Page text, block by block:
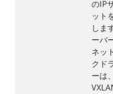
のIP
ット
しま
ーバ
ネッ
クド
ーは、